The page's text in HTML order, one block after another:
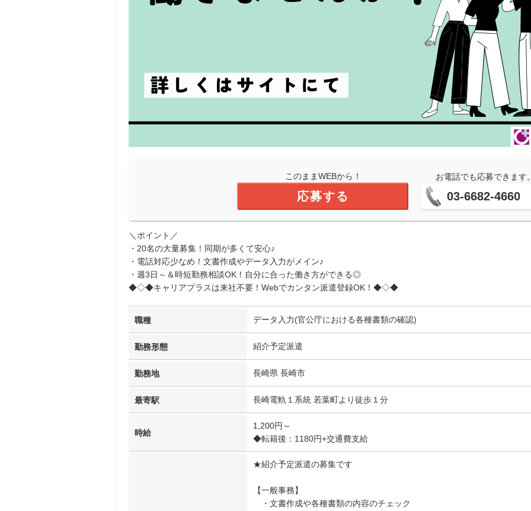
このままWEBから！
応募する
お電話でも応募できます
03-6682-4660
＼ポイント／
・20名の大量募集！同期が多くて安心♪
・電話対応少なめ！文書作成やデータ入力がメイン♪
・週3日～＆時短勤務相談OK！自分に合った働き方ができる◎
◆◇◆キャリアプラスは来社不要！Webでカンタン派遣登録OK！◆◇◆
職種 データ入力(官公庁における各種書類の確認)
勤務形態 紹介予定派遣
勤務地 長崎県 長崎市
最寄駅 長崎電軌１系統 若葉町より徒歩１分
時給
1,200円～
◆転籍後：1180円+交通費支給
★紹介予定派遣の募集です
【一般事務】
・文書作成や各種書類の内容のチェック